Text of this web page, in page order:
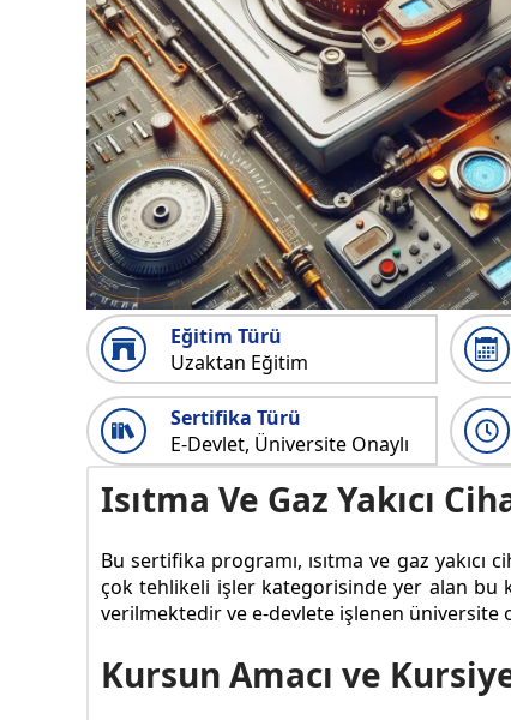
Eğitim Türü
Uzaktan Eğitim
Sertifika Türü
E-Devlet, Üniversite Onaylı
Isıtma Ve Gaz Yakıcı
Bu sertifika programı, ısıtma ve gaz
çok tehlikeli işler kategorisinde yer alan bu
verilmektedir ve e-devlete işlenen üniversite
Kursun Amacı ve